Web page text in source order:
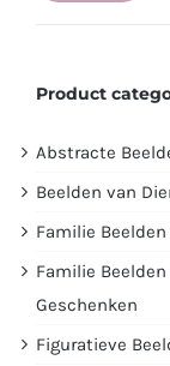
Product
Abstracte
Beelden van
Familie
Familie
Geschenken
Figuratieve